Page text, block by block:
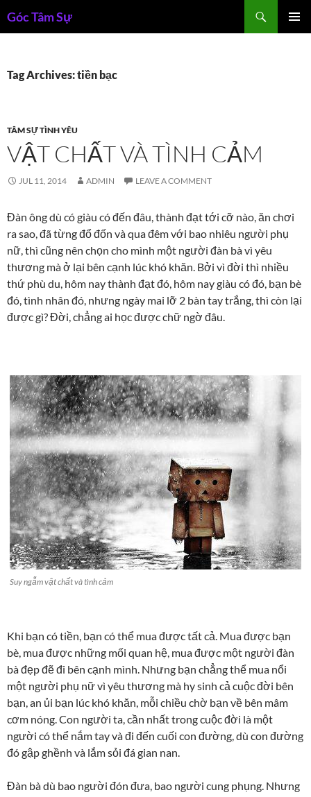
toGóc Tâm Sự
Tag Archives: tiền bạc
TÂM SỰ TÌNH YÊU
VẬT CHẤT VÀ TÌNH CẢM
JUL 11, 2014 ADMIN LEAVE A COMMENT
Đàn ông dù có giàu có đến đâu, thành đạt tới cỡ nào, ăn chơi
ra sao, đã từng đổ đốn và qua đêm với bao nhiêu người phụ
nữ, thì cũng nên chọn cho mình một người đàn bà vì yêu
thương mà ở lại bên cạnh lúc khó khăn. Bởi vì đời thì nhiều
thứ phù du, hôm nay thành đạt đó, hôm nay giàu có đó, bạn bè
đó, tình nhân đó, nhưng ngày mai lỡ 2 bàn tay trắng, thì còn lại
được gì? Đời, chẳng ai học được chữ ngờ đâu.
Suy ngẫm vật chất và tình cảm
Khi bạn có tiền, bạn có thể mua được tất cả. Mua được bạn
bè, mua được những mối quan hệ, mua được một người đàn
bà đẹp đẽ đi bên cạnh mình. Nhưng bạn chẳng thể mua nổi
một người phụ nữ vì yêu thương mà hy sinh cả cuộc đời bên
bạn, an ủi bạn lúc khó khăn, mỗi chiều chờ bạn về bên mâm
cơm nóng. Con người ta, cần nhất trong cuộc đời là một
người có thể nắm tay và đi đến cuối con đường, dù con đường
đó gập ghềnh và lắm sỏi đá gian nan.
Đàn bà dù bao người đón đưa, bao người cung phụng. Nhưng